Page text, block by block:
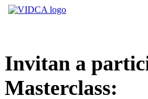
Saltar
Invitan a
Masterclass: